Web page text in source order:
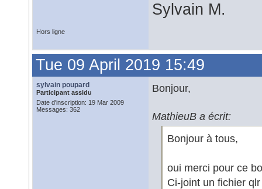
Sylvain M.
Hors ligne
Tue 09 April 2019 15:49
sylvain poupard
Participant assidu
Date d'inscription: 19 Mar 2009
Messages: 362
Bonjour,
MathieuB a écrit:
Bonjour à tous,
oui merci pour ce
Ci-joint un fichier